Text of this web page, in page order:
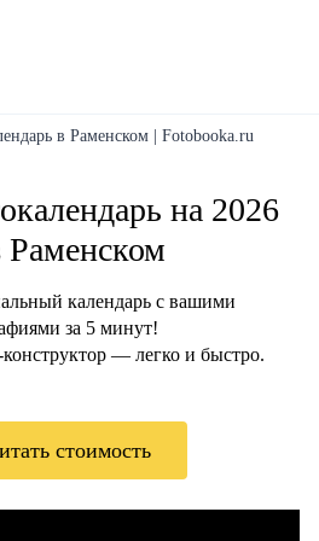
в Раменском | Fotobooka.ru
на 2026
Раменском
календарь с вашими
за 5 минут!
— легко и быстро.
стоимость